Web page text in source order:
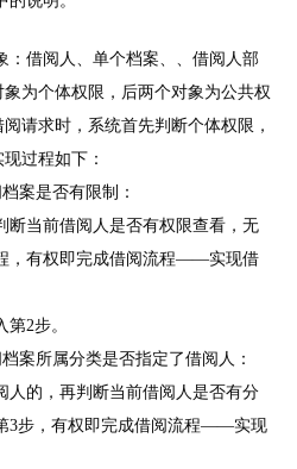
：借阅人、单个档案、、借阅人部
为个体权限，后两个对象为公共权
请求时，系统首先判断个体权限，
过程如下：
案是否有限制：
断当前借阅人是否有权限查看，无
，有权即完成借阅流程——实现借
第2步。
案所属分类是否指定了借阅人：
人的，再判断当前借阅人是否有分
3步，有权即完成借阅流程——实现